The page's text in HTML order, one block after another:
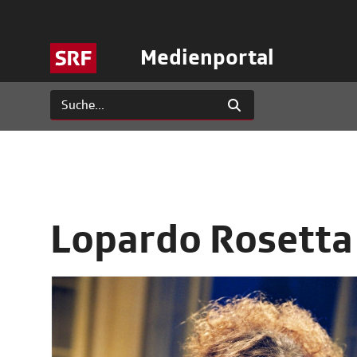
Medienportal
Lopardo Rosetta